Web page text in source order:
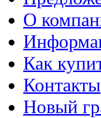
О
Как
Контакты
Новый